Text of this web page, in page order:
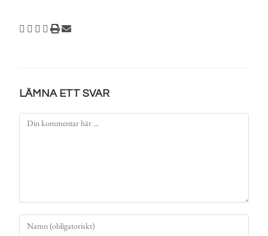
LÄMNA ETT SVAR